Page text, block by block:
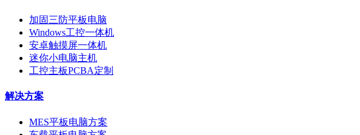
加固三防平板电脑
Windows工控一体机
安卓触摸屏一体机
迷你小电脑主机
工控主板PCBA定制
解决方案
MES平板电脑方案